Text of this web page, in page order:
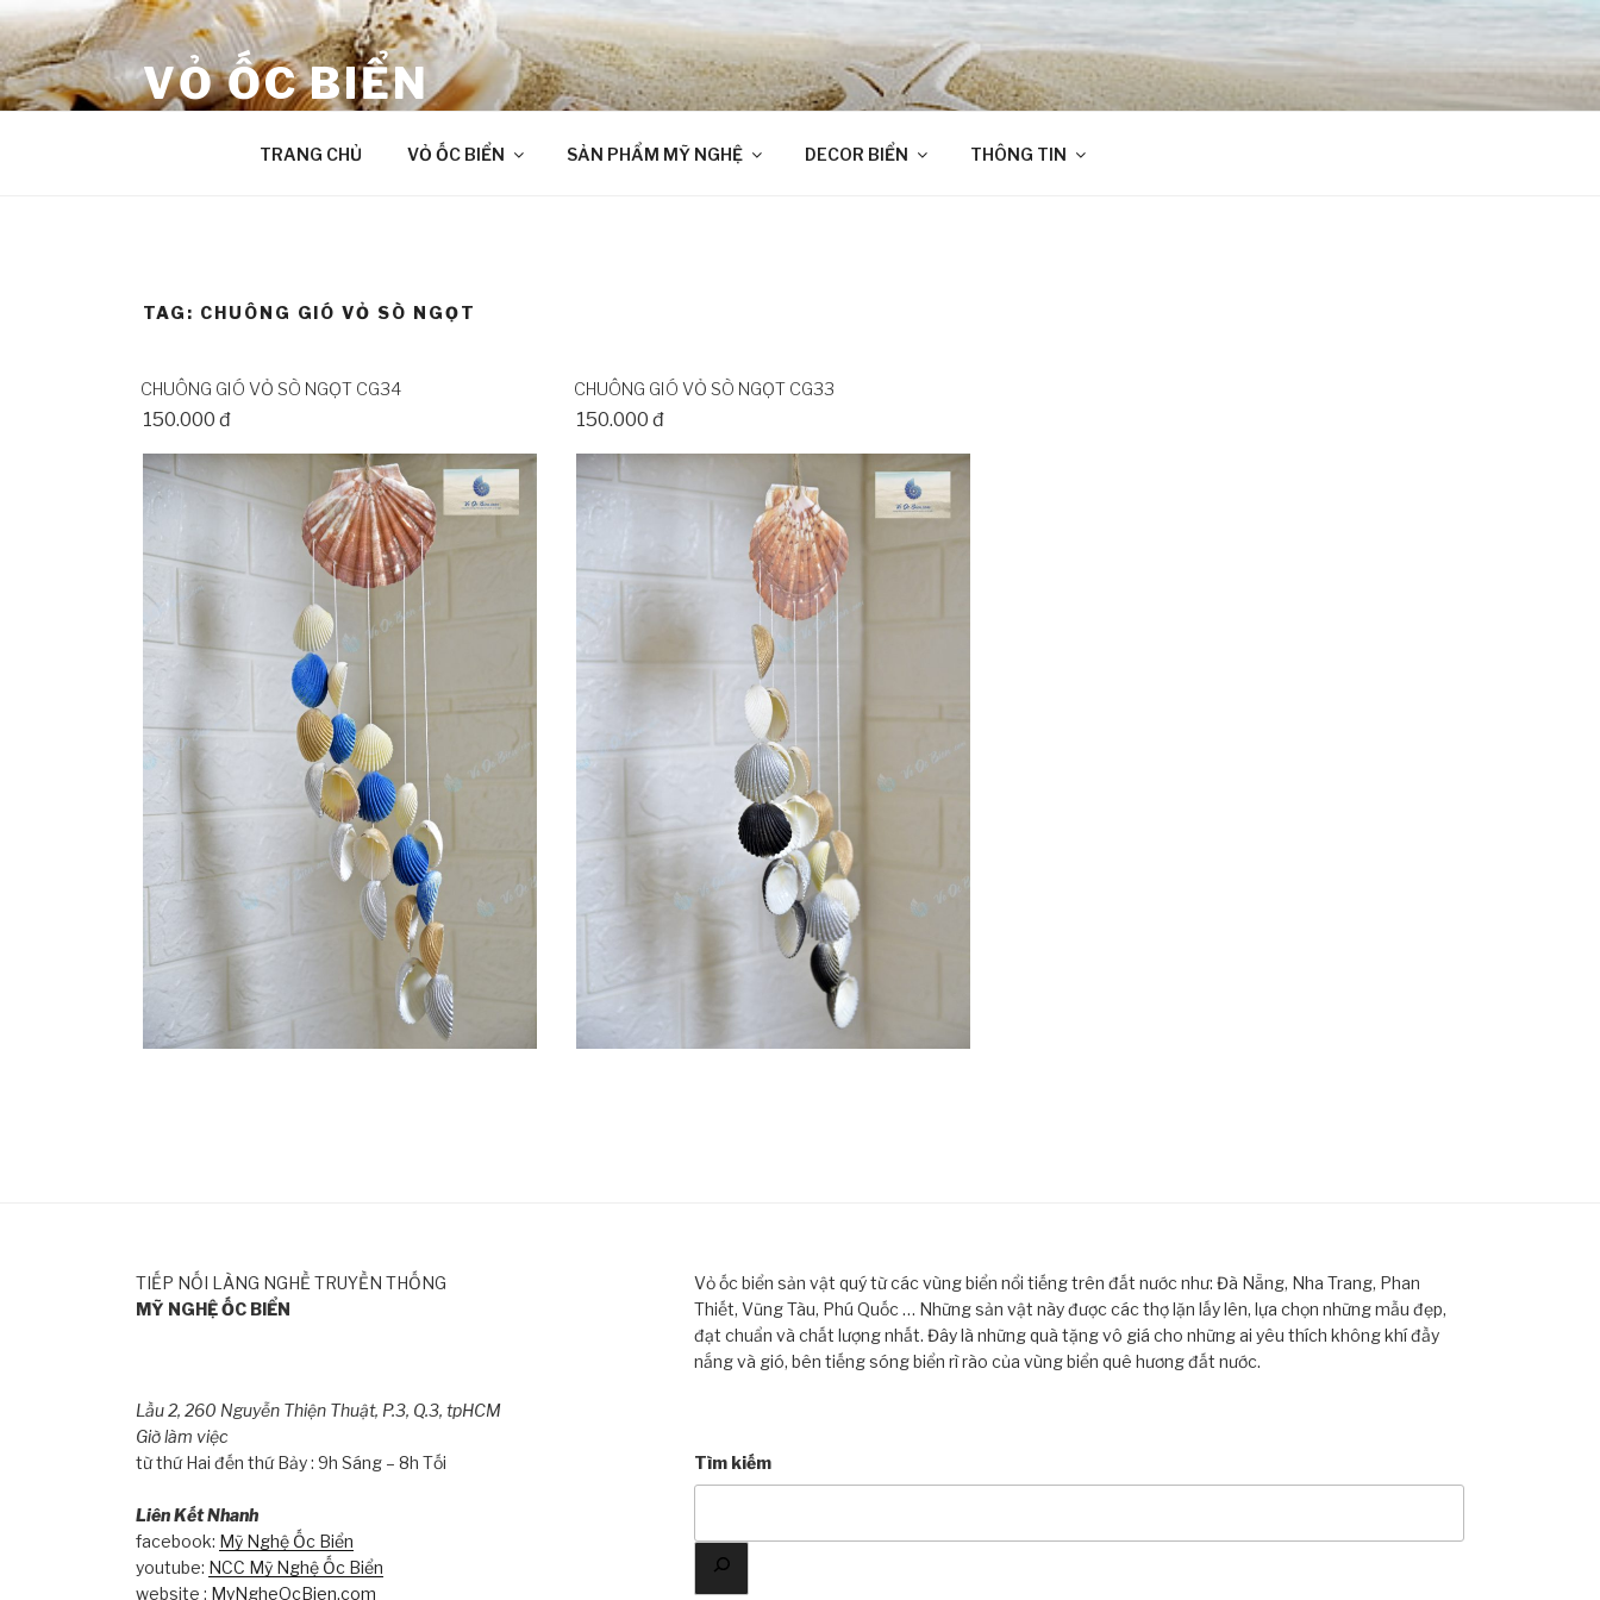
Skip
to
content
VỎ ỐC BIỂN
TRANG CHỦ VỎ ỐC BIỂN SẢN PHẨM MỸ NGHỆ DECOR BIỂN THÔNG TIN
TAG: CHUÔNG GIÓ VỎ SÒ NGỌT
CHUÔNG GIÓ VỎ SÒ NGỌT CG34
150.000 đ
CHUÔNG GIÓ VỎ SÒ NGỌT CG33
150.000 đ
TIẾP NỐI LÀNG NGHỀ TRUYỀN THỐNG
MỸ NGHỆ ỐC BIỂN
Lầu 2, 260 Nguyễn Thiện Thuật, P.3, Q.3, tpHCM
Giờ làm việc
từ thứ Hai đến thứ Bảy : 9h Sáng – 8h Tối
Liên Kết Nhanh
facebook: Mỹ Nghệ Ốc Biển
youtube: NCC Mỹ Nghệ Ốc Biển
website : MyNgheOcBien.com
Vỏ ốc biển sản vật quý từ các vùng biển nổi tiếng trên đất nước như: Đà Nẵng, Nha Trang, Phan
Thiết, Vũng Tàu, Phú Quốc … Những sản vật này được các thợ lặn lấy lên, lựa chọn những mẫu đẹp,
đạt chuẩn và chất lượng nhất. Đây là những quà tặng vô giá cho những ai yêu thích không khí đầy
nắng và gió, bên tiếng sóng biển rì rào của vùng biển quê hương đất nước.
Tìm kiếm